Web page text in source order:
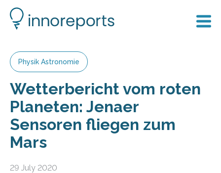
Physik Astronomie
Wetterbericht vom roten
Planeten: Jenaer
Sensoren fliegen zum
Mars
29 July 2020